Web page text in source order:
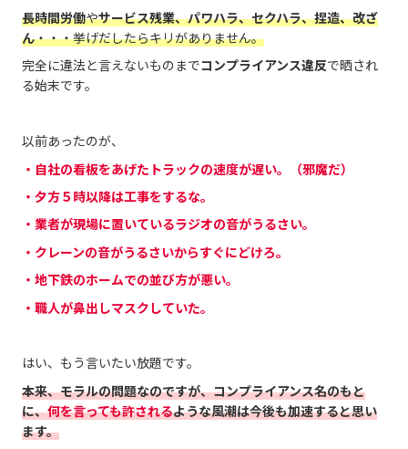
長時間労働やサービス残業、パワハラ、セクハラ、捏造、改ざ
ん・・・挙げだしたらキリがありません。
完全に違法と言えないものまでコンプライアンス違反で晒され
る始末です。
以前あったのが、
・自社の看板をあげたトラックの速度が遅い。
（邪魔だ）
・夕方５時以降は工事をするな。
・業者が現場に置いているラジオの音がうるさい。
・クレーンの音がうるさいからすぐにどけろ。
・地下鉄のホームでの並び方が悪い。
・職人が鼻出しマスクしていた。
はい、もう言いたい放題です。
本来、モラルの問題なのですが、コンプライアンス名のもと
に、何を言っても許されるような風潮は今後も加速すると思い
ます。